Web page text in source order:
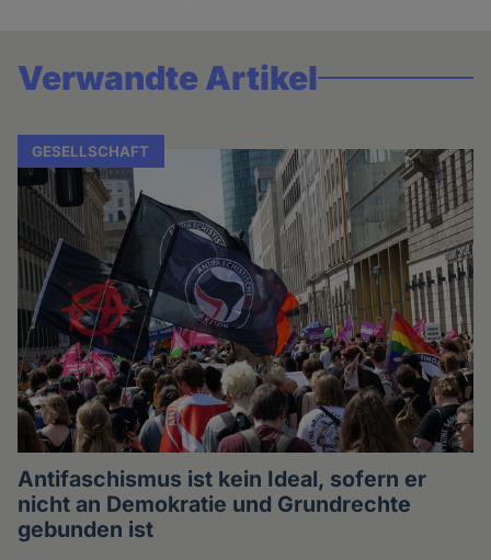
Verwandte Artikel
GESELLSCHAFT
Antifaschismus ist kein Ideal, sofern er
nicht an Demokratie und Grundrechte
gebunden ist